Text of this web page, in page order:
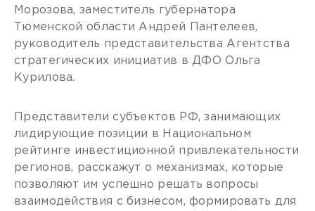
Морозова, заместитель губернатора
Тюменской области Андрей Пантелеев,
руководитель представительства Агентства
стратегических инициатив в ДФО Ольга
Курилова.
Представители субъектов РФ, занимающих
лидирующие позиции в Национальном
рейтинге инвестиционной привлекательности
регионов, расскажут о механизмах, которые
позволяют им успешно решать вопросы
взаимодействия с бизнесом, формировать для